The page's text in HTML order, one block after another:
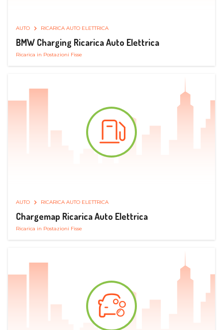
AUTO RICARICA AUTO ELETTRICA
BMW Charging Ricarica Auto Elettrica
Ricarica in Postazioni Fisse
AUTO RICARICA AUTO ELETTRICA
Chargemap Ricarica Auto Elettrica
Ricarica in Postazioni Fisse